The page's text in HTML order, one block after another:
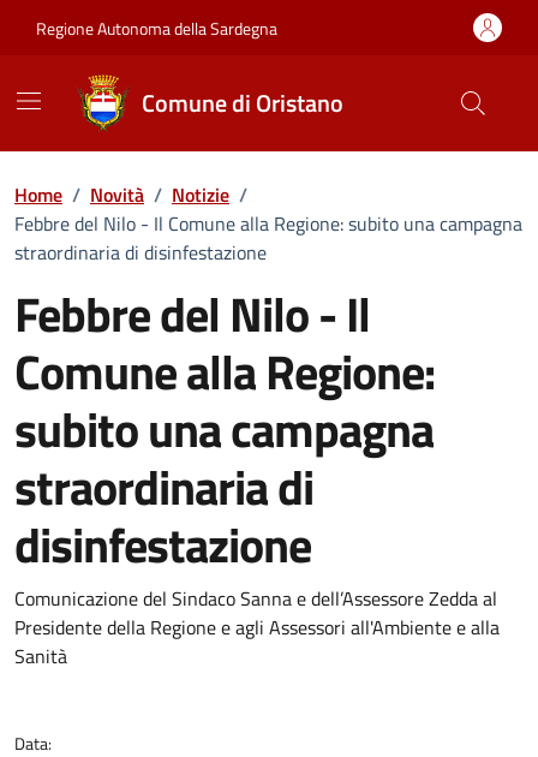
Regione Autonoma della Sardegna
Comune di Oristano
Home / Novità / Notizie /
Febbre del Nilo - Il Comune alla Regione: subito una campagna
straordinaria di disinfestazione
Febbre del Nilo - Il
Comune alla Regione:
subito una campagna
straordinaria di
disinfestazione
Dettagli della notizia
Comunicazione del Sindaco Sanna e dell’Assessore Zedda al
Presidente della Regione e agli Assessori all'Ambiente e alla
Sanità
Data: